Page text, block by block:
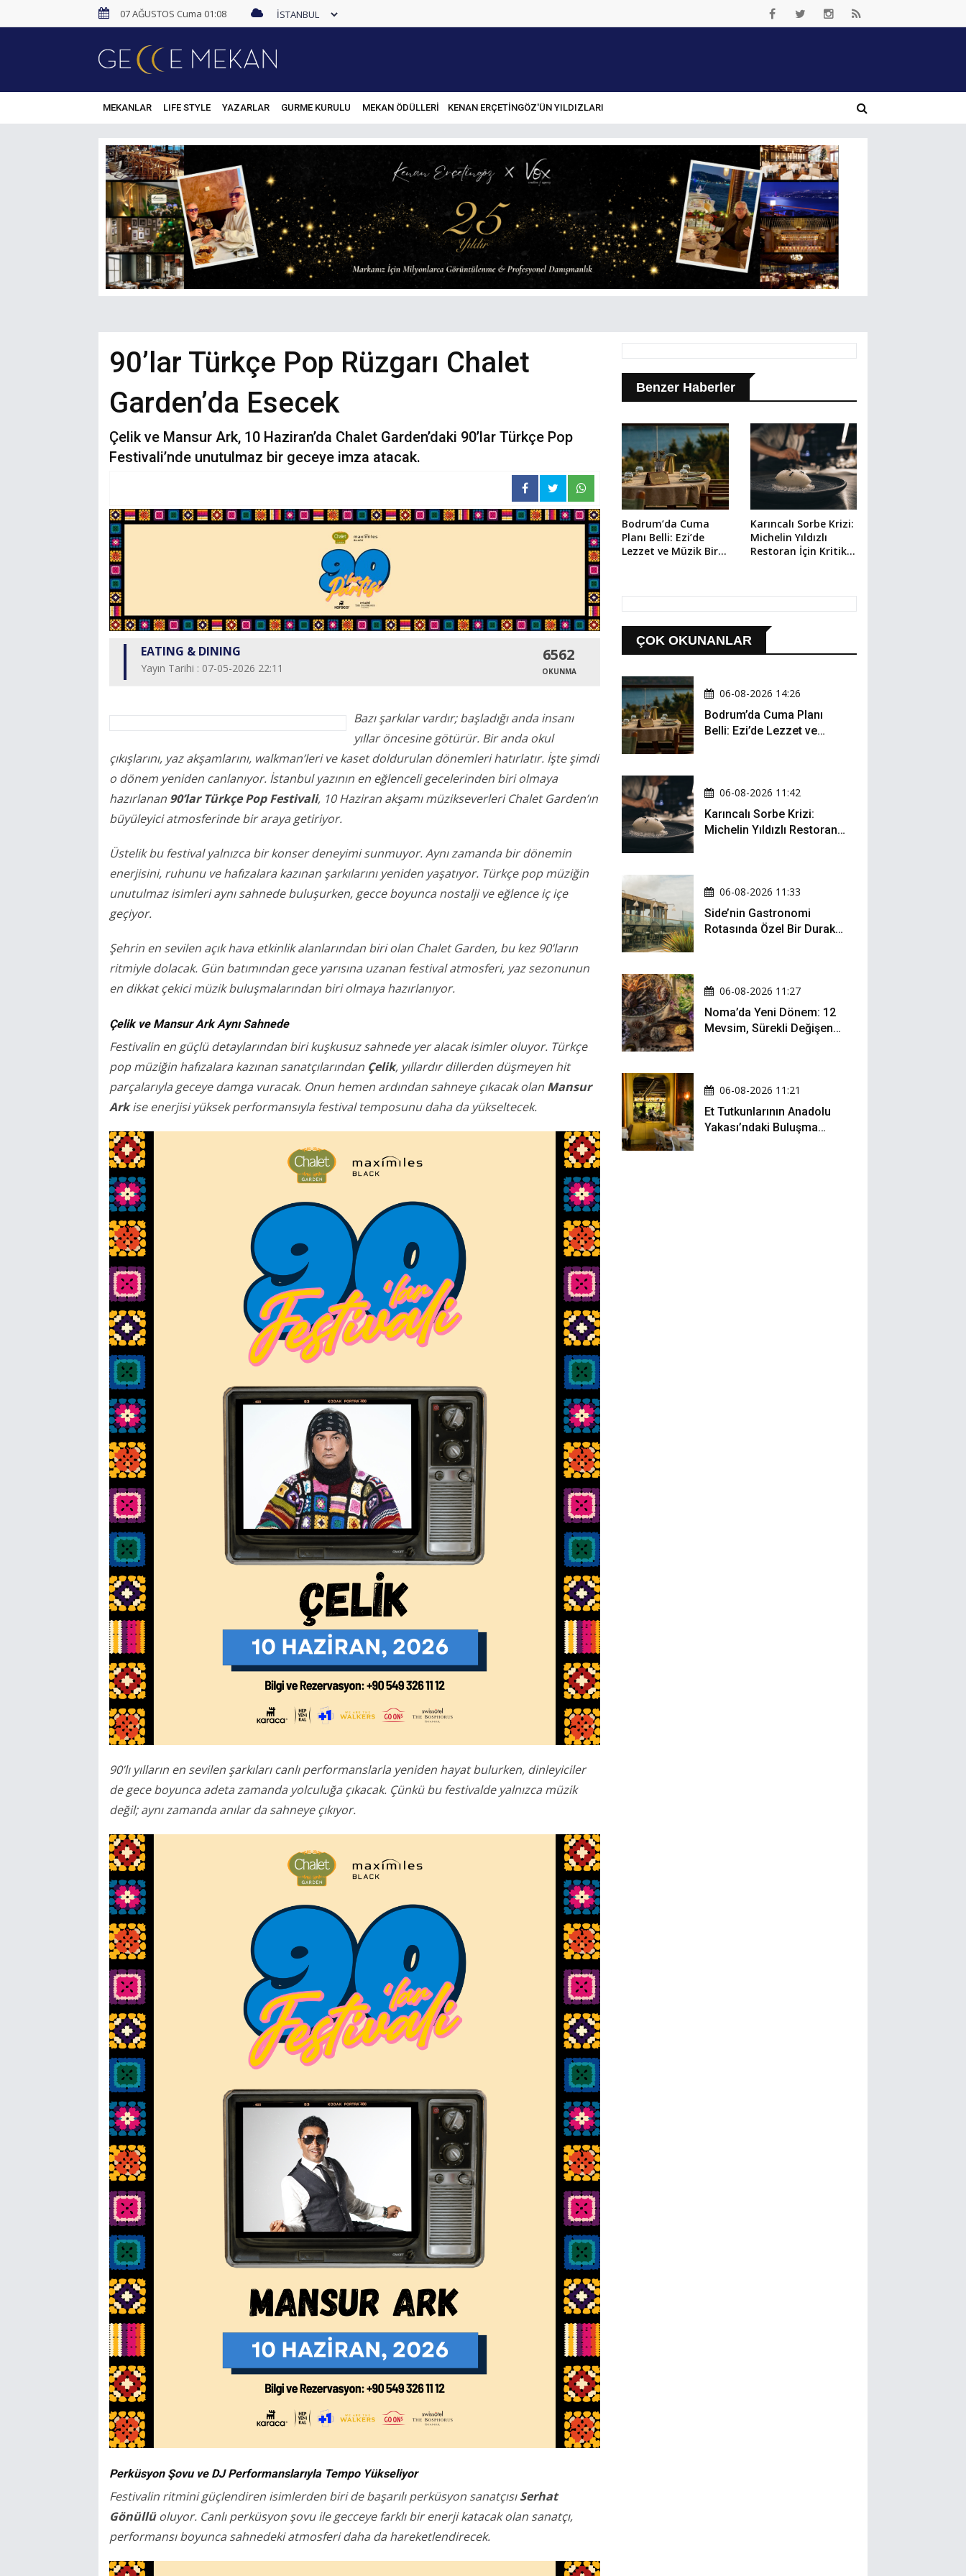
07 AĞUSTOS Cuma 01:08
MEKANLAR LIFE STYLE YAZARLAR GURME KURULU MEKAN ÖDÜLLERİ KENAN ERÇETINGÖZ'ÜN YILDIZLARI
90’lar Türkçe Pop Rüzgarı Chalet
Garden’da Esecek
Çelik ve Mansur Ark, 10 Haziran’da Chalet Garden’daki 90’lar Türkçe Pop
Festivali’nde unutulmaz bir geceye imza atacak.
EATING & DINING
Yayın Tarihi : 07-05-2026 22:11
6562
OKUNMA
Bazı şarkılar vardır; başladığı anda insanı
yıllar öncesine götürür. Bir anda okul
çıkışlarını, yaz akşamlarını, walkman’leri ve kaset doldurulan dönemleri hatırlatır. İşte şimdi
o dönem yeniden canlanıyor. İstanbul yazının en eğlenceli gecelerinden biri olmaya
hazırlanan 90’lar Türkçe Pop Festivali, 10 Haziran akşamı müzikseverleri Chalet Garden’ın
büyüleyici atmosferinde bir araya getiriyor.
Üstelik bu festival yalnızca bir konser deneyimi sunmuyor. Aynı zamanda bir dönemin
enerjisini, ruhunu ve hafızalara kazınan şarkılarını yeniden yaşatıyor. Türkçe pop müziğin
unutulmaz isimleri aynı sahnede buluşurken, gecce boyunca nostalji ve eğlence iç içe
geçiyor.
Şehrin en sevilen açık hava etkinlik alanlarından biri olan Chalet Garden, bu kez 90’ların
ritmiyle dolacak. Gün batımından gece yarısına uzanan festival atmosferi, yaz sezonunun
en dikkat çekici müzik buluşmalarından biri olmaya hazırlanıyor.
Çelik ve Mansur Ark Aynı Sahnede
Festivalin en güçlü detaylarından biri kuşkusuz sahnede yer alacak isimler oluyor. Türkçe
pop müziğin hafızalara kazınan sanatçılarından Çelik, yıllardır dillerden düşmeyen hit
parçalarıyla geceye damga vuracak. Onun hemen ardından sahneye çıkacak olan Mansur
Arkise enerjisi yüksek performansıyla festival temposunu daha da yükseltecek.
90’lı yılların en sevilen şarkıları canlı performanslarla yeniden hayat bulurken, dinleyiciler
de gece boyunca adeta zamanda yolculuğa çıkacak. Çünkü bu festivalde yalnızca müzik
değil; aynı zamanda anılar da sahneye çıkıyor.
Perküsyon Şovu ve DJ Performanslarıyla Tempo Yükseliyor
Festivalin ritmini güçlendiren isimlerden biri de başarılı perküsyon sanatçısıSerhat
Gönüllüoluyor. Canlı perküsyon şovu ile gecceye farklı bir enerji katacak olan sanatçı,
performansı boyunca sahnedeki atmosferi daha da hareketlendirecek.
Benzer Haberler
Bodrum’da Cuma
Planı Belli: Ezi’de
Lezzet ve Müzik Bir
Karıncalı Sorbe Krizi:
Michelin Yıldızlı
Restoran İçin Kritik
ÇOK OKUNANLAR
06-08-2026 14:26
Bodrum’da Cuma Planı
Belli: Ezi’de Lezzet ve
06-08-2026 11:42
Karıncalı Sorbe Krizi:
Michelin Yıldızlı Restoran
06-08-2026 11:33
Side’nin Gastronomi
Rotasında Özel Bir Durak:
06-08-2026 11:27
Noma’da Yeni Dönem: 12
Mevsim, Sürekli Değişen
06-08-2026 11:21
Et Tutkunlarının Anadolu
Yakası’ndaki Buluşma